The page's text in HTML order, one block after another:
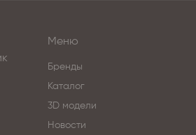
Меню
Бренды
Каталог
3D модели
Новости